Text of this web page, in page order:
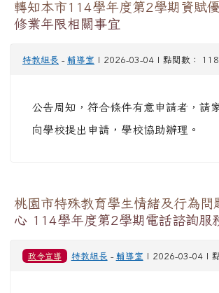
轉知本市114學年度第2學期資賦
修業年限相關事宜
特教組長 - 輔導室 | 2026-03-04 | 點閱數： 118
公告周知，符合條件有意申請者，請
向學校提出申請，學校協助辦理。
桃園市特殊教育學生情緒及行為問
心 114學年度第2學期電話諮詢服
政令宣導 特教組長 - 輔導室 | 2026-03-04 |